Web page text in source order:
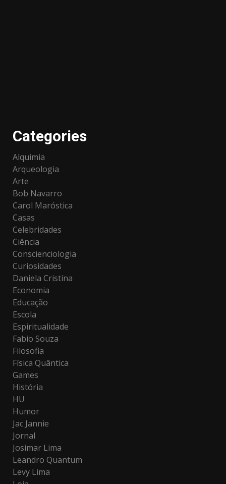
Categories
Alquimia
Arqueologia
Arte
Bob Navarro
Carol Maróstica
Casas
Celebridades
Ciência
Conscienciologia
Curiosidades
Daniela Cristina
Economia
Educação
Escola
Espiritualidade
Fabio Souza
Filosofia
Física Quântica
Games
História
HU
Humor
Jac Jannie
Jornal
Josimar Lima
Leandro Quantum
Levy Lima